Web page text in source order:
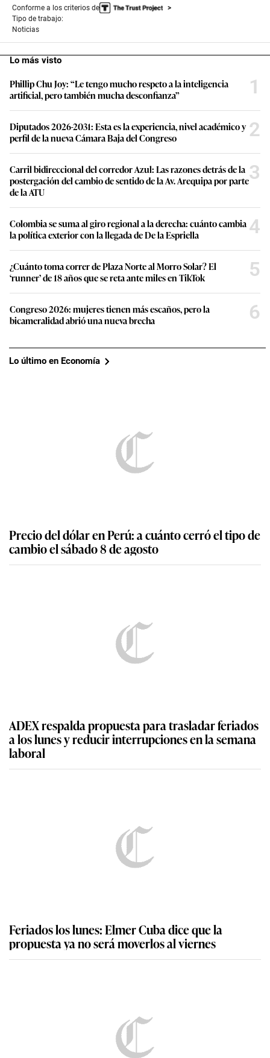
Conforme a los criterios de
Tipo de trabajo:
Noticias
Lo más visto
Phillip Chu Joy: “Le tengo mucho respeto a la inteligencia
artificial, pero también mucha desconfianza”
1
Diputados 2026-2031: Esta es la experiencia, nivel académico y
perfil de la nueva Cámara Baja del Congreso
2
Carril bidireccional del corredor Azul: Las razones detrás de la
postergación del cambio de sentido de la Av. Arequipa por parte
de la ATU
3
Colombia se suma al giro regional a la derecha: cuánto cambia
la política exterior con la llegada de De la Espriella
4
¿Cuánto toma correr de Plaza Norte al Morro Solar? El
‘runner’ de 18 años que se reta ante miles en TikTok
5
Congreso 2026: mujeres tienen más escaños, pero la
bicameralidad abrió una nueva brecha
6
Lo último en Economía
Precio del dólar en Perú: a cuánto cerró el tipo de
cambio el sábado 8 de agosto
ADEX respalda propuesta para trasladar feriados
a los lunes y reducir interrupciones en la semana
laboral
Feriados los lunes: Elmer Cuba dice que la
propuesta ya no será moverlos al viernes